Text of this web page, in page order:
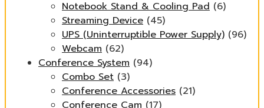
Notebook Stand & Cooling Pad (6)
Streaming Device (45)
UPS (Uninterruptible Power Supply) (96)
Webcam (62)
Conference System (94)
Combo Set (3)
Conference Accessories (21)
Conference Cam (17)